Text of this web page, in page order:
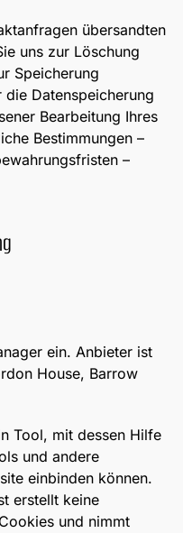
übersandten
uns zur Löschung
Speicherung
Datenspeicherung
Bearbeitung Ihres
Bestimmungen –
–
ein. Anbieter ist
House, Barrow
Tool, mit dessen Hilfe
und andere
einbinden können.
erstellt keine
und nimmt